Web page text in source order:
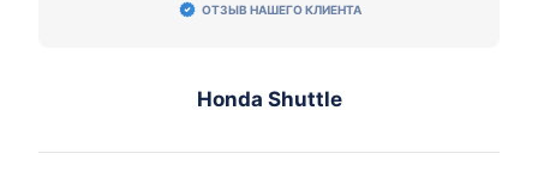
ОТЗЫВ НАШЕГО КЛИЕНТА
Honda Shuttle